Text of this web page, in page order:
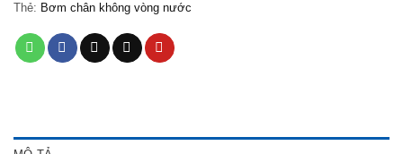
Thẻ: Bơm chân không vòng nước